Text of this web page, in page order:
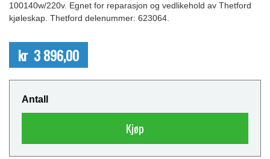
100140w/220v. Egnet for reparasjon og vedlikehold av Thetford
kjøleskap. Thetford delenummer: 623064.
kr 3 896,00
Antall
Kjøp